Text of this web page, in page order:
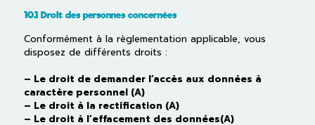
10.1 Droit des personnes concernées
Conformément à la règlementation applicable, vous
disposez de différents droits :
– Le droit de demander l’accès aux données à
caractère personnel (A)
– Le droit à la rectification (A)
– Le droit à l’effacement des données(A)